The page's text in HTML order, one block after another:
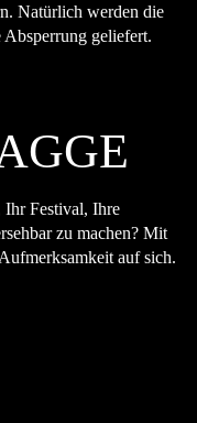
Natürlich werden die
geliefert.
Ihr Festival, Ihre
zu machen? Mit
auf sich.